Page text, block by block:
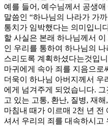
예를 들어, 예수님께서 공생
말씀인 “하나님의 나라가 가
통치가 임박했다는 의미입니
할 사실은 본래 하나님께서
인 우리를 통하여 하나님의
스리도록 계획하셨다는것입
마귀에게 속아 죄를 지음으로
더욱이 하나님 아버지께서 우
에게 넘겨주게 되었습니다.
고 있는 고통, 환난, 질병, 재
마침내 때가 이르매 2천 년 전
셔서 우리의 죄를 대속하시고